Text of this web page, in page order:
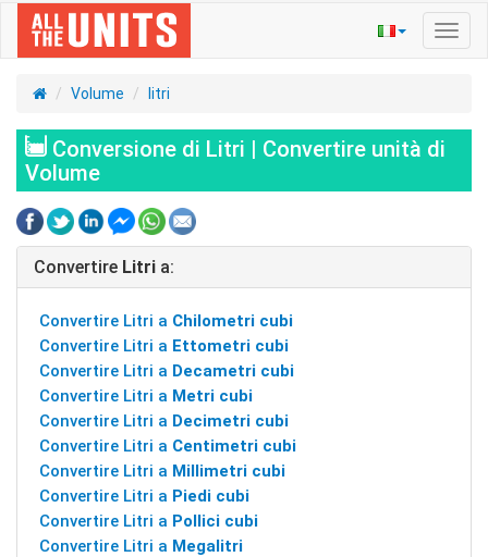
Volume litri
Conversione di Litri | Convertire unità di
Volume
Convertire Litri a:
Convertire Litri a Chilometri cubi
Convertire Litri a Ettometri cubi
Convertire Litri a Decametri cubi
Convertire Litri a Metri cubi
Convertire Litri a Decimetri cubi
Convertire Litri a Centimetri cubi
Convertire Litri a Millimetri cubi
Convertire Litri a Piedi cubi
Convertire Litri a Pollici cubi
Convertire Litri a Megalitri